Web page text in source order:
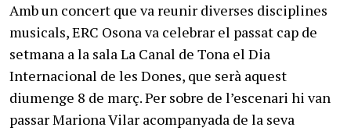
Amb un concert que va reunir diverses disciplines
musicals, ERC Osona va celebrar el passat cap de
setmana a la sala La Canal de Tona el Dia
Internacional de les Dones, que serà aquest
diumenge 8 de març. Per sobre de l’escenari hi van
passar Mariona Vilar acompanyada de la seva